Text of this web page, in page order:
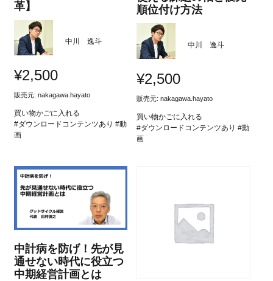
革】
中川 逸斗
¥2,500
販売元: nakagawa.hayato
買い物かごに入れる
#ダウンロードコンテンツあり #動
画
順位付け方法
中川 逸斗
¥2,500
販売元:nakagawa.hayato
買い物かごに入れる
#ダウンロードコンテンツあり #動
画
中計病を防げ！先が見
通せない時代に役立つ
中期経営計画とは